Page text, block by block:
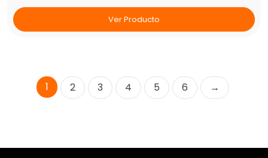
Ver Producto
1 2 3 4 5 6 →